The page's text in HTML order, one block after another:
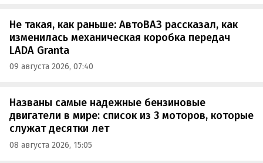
Не такая, как раньше: АвтоВАЗ рассказал, как
изменилась механическая коробка передач
LADA Granta
09 августа 2026, 07:40
Названы самые надежные бензиновые
двигатели в мире: список из 3 моторов, которые
служат десятки лет
08 августа 2026, 15:05